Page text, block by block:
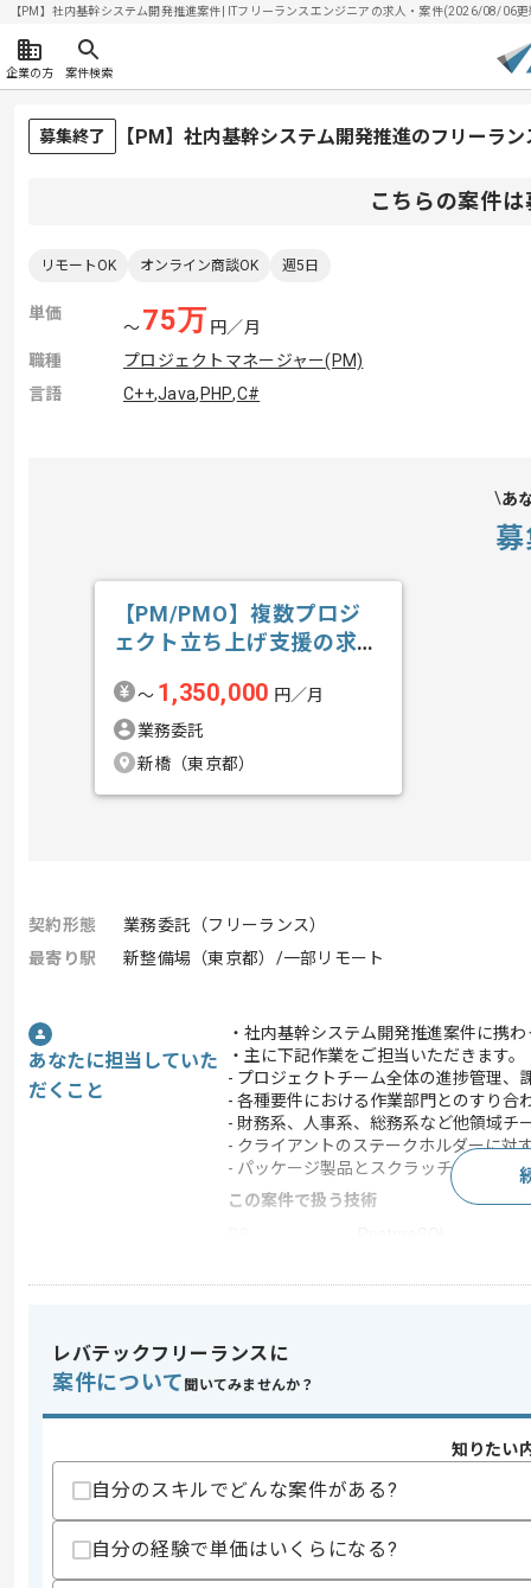
【PM】社内基幹システム開発推進案件| ITフリーランスエンジニアの求人・案件(2026/08/06
企業の方 案件検索
募集終了 【PM】社内基幹システム開発推進のフリーラ
こちらの案件
リモートOK オンライン商談OK 週5日
単価
〜75万 円／月
職種
プロジェクトマネージャー(PM)
言語
C++,Java, PHP,C#
あ
【PM/PMO】複数プロジ
ェクト立ち上げ支援の求
〜 1,350,000 円／月
業務委託
新橋（東京都）
契約形態
業務委託（フリーランス）
最寄り駅
新整備場（東京都）/一部リモート
あなたに担当していた
だくこと
・社内基幹システム開発推進案件に携
・主に下記作業をご担当いただきます。
- プロジェクトチーム全体の進捗管理、
- 各種要件における作業部門とのすり合
- 財務系、人事系、総務系など他領域チ
- クライアントのステークホルダーに対
- パッケージ製品とスクラッチシステム
この案件で扱う技術
業務内容
担当領域/システ
ム
スキル
求めるスキル
・システム開発におけるPMの経験(5年
・要件定義から設計〜リリースまでの
レバテックフリーランスに
案件について 聞いてみませんか？
知りたい
自分のスキルでどんな案件がある?
自分の経験で単価はいくらになる?